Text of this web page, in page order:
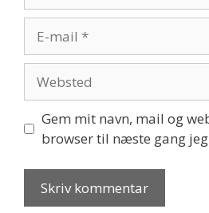
mail
Gem mit navn, mail og
browser til næste gang